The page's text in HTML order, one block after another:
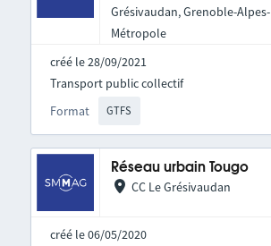
Grésivaudan, Grenoble-Alpes-
Métropole
créé le 28/09/2021
Format GTFS
Transport public collectif
Réseau urbain Tougo
CC Le Grésivaudan
créé le 06/05/2020